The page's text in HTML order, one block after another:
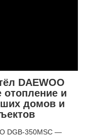
DAEWOO
и
домов и
DGB-350MSC —